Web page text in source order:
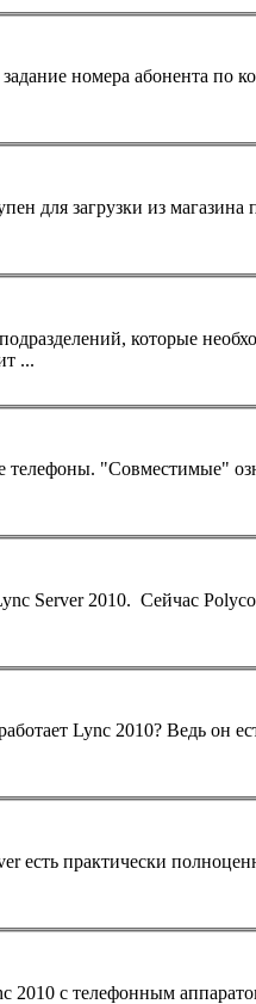
номера абонента по
которые
...
телефоны. "Совместимые"
Server 2010. Сейчас Polycom выпускает новые версии своего
8. Вопрос: как на них работает Lync2010? Ведь он
есть практически
2010 с телефонным